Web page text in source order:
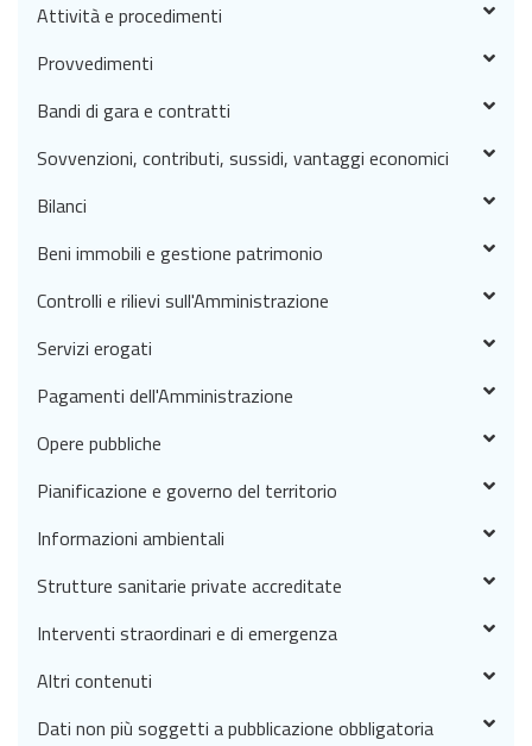
Attività e procedimenti
Provvedimenti
Bandi di gara e contratti
Sovvenzioni, contributi, sussidi, vantaggi economici
Bilanci
Beni immobili e gestione patrimonio
Controlli e rilievi sull'Amministrazione
Servizi erogati
Pagamenti dell'Amministrazione
Opere pubbliche
Pianificazione e governo del territorio
Informazioni ambientali
Strutture sanitarie private accreditate
Interventi straordinari e di emergenza
Altri contenuti
Dati non più soggetti a pubblicazione obbligatoria